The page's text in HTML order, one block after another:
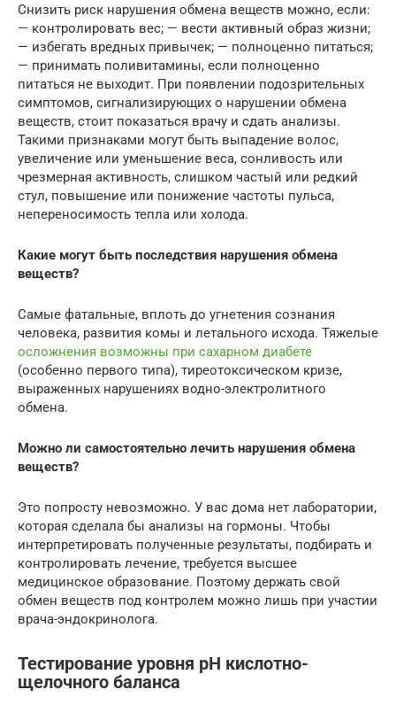
Снизить риск нарушения обмена веществ можно, если:
— контролировать вес; — вести активный образ жизни;
— избегать вредных привычек; — полноценно питаться;
— принимать поливитамины, если полноценно
питаться не выходит. При появлении подозрительных
симптомов, сигнализирующих о нарушении обмена
веществ, стоит показаться врачу и сдать анализы.
Такими признаками могут быть выпадение волос,
увеличение или уменьшение веса, сонливость или
чрезмерная активность, слишком частый или редкий
стул, повышение или понижение частоты пульса,
непереносимость тепла или холода.
Какие могут быть последствия нарушения обмена
веществ?
Самые фатальные, вплоть до угнетения сознания
человека, развития комы и летального исхода. Тяжелые
осложнения возможны при сахарном диабете
(особенно первого типа), тиреотоксическом кризе,
выраженных нарушениях водно-электролитного
обмена.
Можно ли самостоятельно лечить нарушения обмена
веществ?
Это попросту невозможно. У вас дома нет лаборатории,
которая сделала бы анализы на гормоны. Чтобы
интерпретировать полученные результаты, подбирать и
контролировать лечение, требуется высшее
медицинское образование. Поэтому держать свой
обмен веществ под контролем можно лишь при участии
врача-эндокринолога.
Тестирование уровня pH кислотно-
щелочного баланса